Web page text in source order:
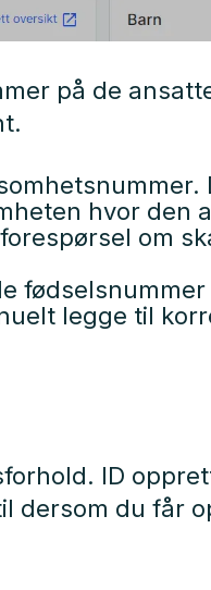
på de
hvor den
om
legge til
ID
dersom du får